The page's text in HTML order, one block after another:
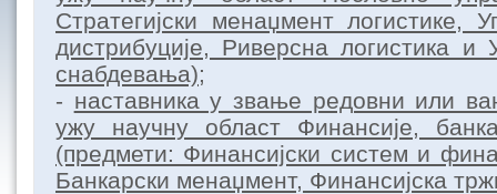
Стратегијски менаџмент логистике,
дистрибуције, Риверсна логистика
снабдевања);
- наставника у звање редовни или
ужу научну област Финансије,
(предмети: Финансијски систем и
Банкарски менаџмент, Финансијска